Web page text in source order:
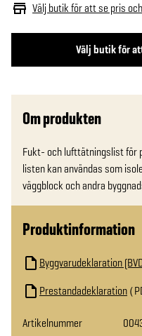
Välj butik för
Välj butik för att se pris
Om produkten
Fukt- och lufttätningslist för
listen kan användas som
Produktinformation
Byggvarudeklaration
Prestandadeklaration
Artikelnummer